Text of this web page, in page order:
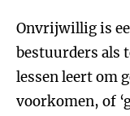
Onvrijwillig is
bestuurders als
lessen leert om
voorkomen, of